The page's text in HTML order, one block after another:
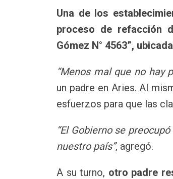
Una de los
proceso de refacción
Gómez N° 4563”,
“Menos mal que no hay
un padre en Aries. Al
esfuerzos para que las
“El Gobierno se
nuestro país”, agregó.
A su turno, otro padre